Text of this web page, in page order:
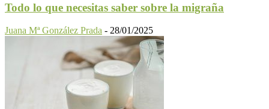
Todo lo que necesitas saber sobre la migraña
Juana Mª González Prada - 28/01/2025